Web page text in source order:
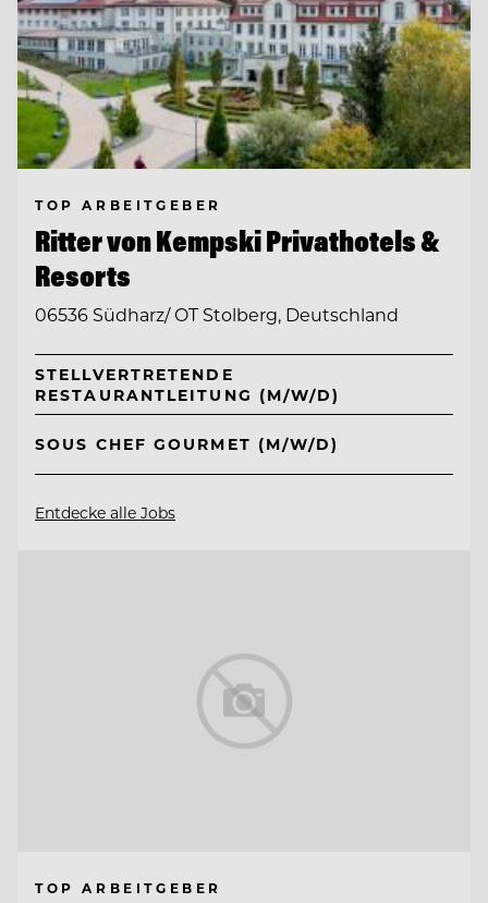
TOP ARBEITGEBER
Ritter von Kempski Privathotels &
Resorts
06536 Südharz/ OT Stolberg, Deutschland
STELLVERTRETENDE
RESTAURANTLEITUNG (M/W/D)
SOUS CHEF GOURMET (M/W/D)
Entdecke alle Jobs
TOP ARBEITGEBER